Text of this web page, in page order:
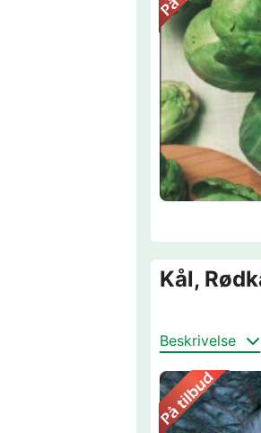
Kål,
Beskrivelse